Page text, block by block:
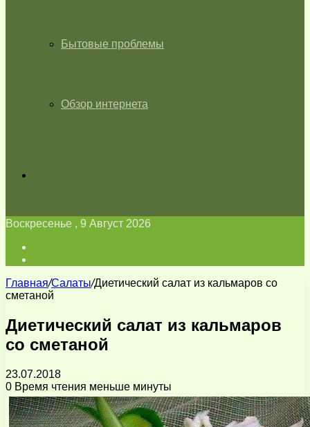
Бытовые проблемы
Обзор интернета
Воскресенье , 9 Август 2026
Главная/Салаты/Диетический салат из кальмаров со
сметаной
Диетический салат из кальмаров
со сметаной
23.07.2018
0 Время чтения меньше минуты